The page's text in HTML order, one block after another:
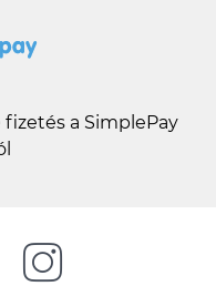
a SimplePay